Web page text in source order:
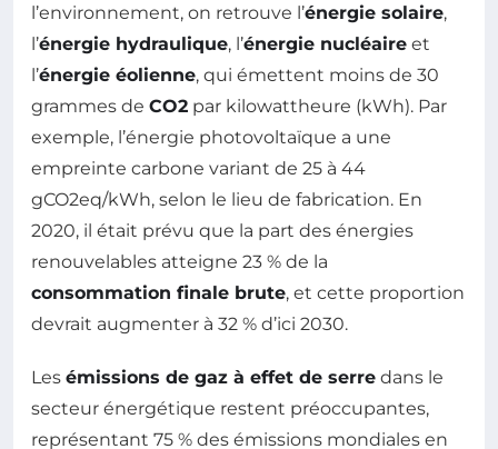
l’environnement, on retrouve l’énergie solaire,
l’énergie hydraulique, l’énergie nucléaire et
l’énergie éolienne, qui émettent moins de 30
grammes de CO2 par kilowattheure (kWh). Par
exemple, l’énergie photovoltaïque a une
empreinte carbone variant de 25 à 44
gCO2eq/kWh, selon le lieu de fabrication. En
2020, il était prévu que la part des énergies
renouvelables atteigne 23 % de la
consommation finale brute, et cette proportion
devrait augmenter à 32 % d’ici 2030.
Les émissions de gaz à effet de serre dans le
secteur énergétique restent préoccupantes,
représentant 75 % des émissions mondiales en